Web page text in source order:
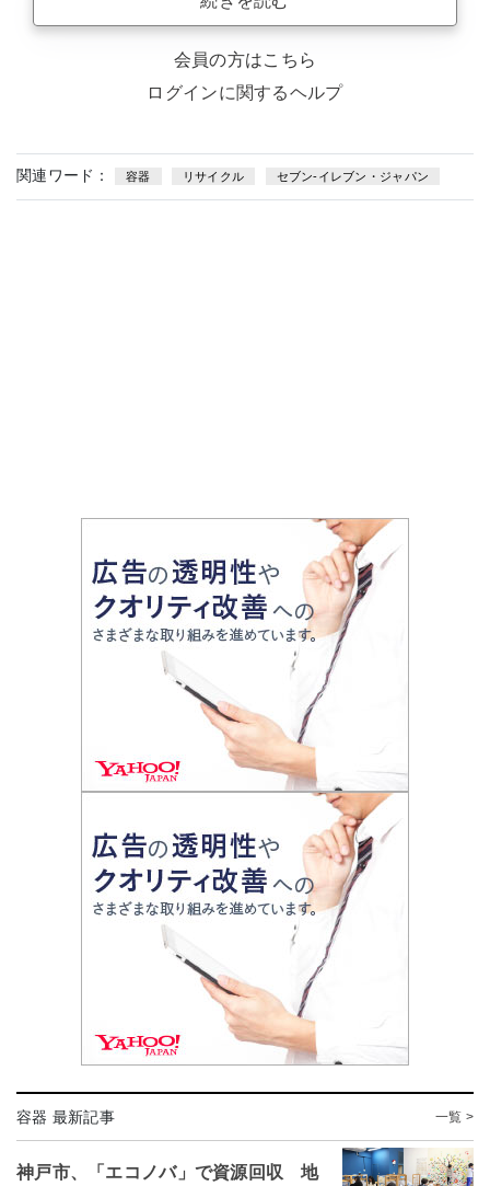
会員の方はこちら
ログインに関するヘルプ
関連ワード： 容器 リサイクル セブン-イレブン・ジャパン
容器 最新記事 一覧 >
神戸市、「エコノバ」で資源回収 地